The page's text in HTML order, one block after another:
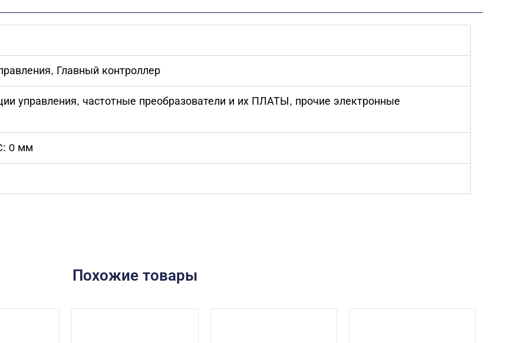
Главный контроллер
управления, частотные преобразователи и их ПЛАТЫ, прочие электронные
0 мм
Похожие товары